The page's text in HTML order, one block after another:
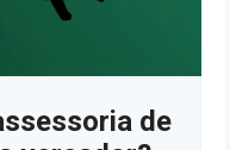
de